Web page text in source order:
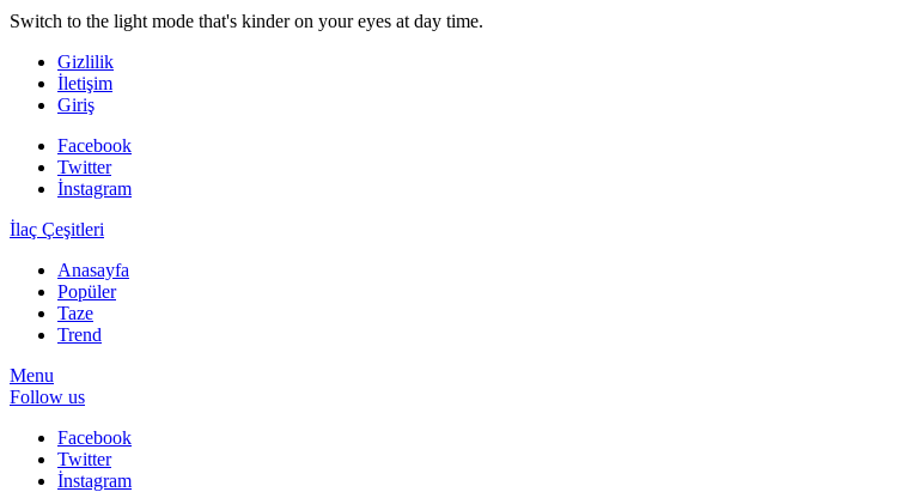
Switch to the light mode that's kinder on your eyes at day time.
Gizlilik
İletişim
Giriş
Facebook
Twitter
İnstagram
İlaç Çeşitleri
Anasayfa
Popüler
Taze
Trend
Menu
Follow us
Facebook
Twitter
İnstagram